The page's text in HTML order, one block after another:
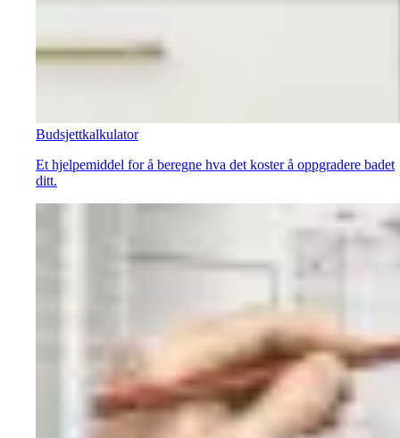
Budsjettkalkulator
Et hjelpemiddel for å beregne hva det koster å oppgradere badet
ditt.